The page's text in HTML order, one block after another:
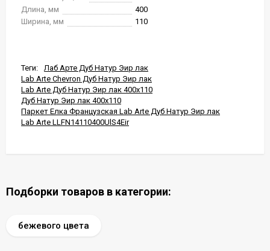
Длина, мм
400
Ширина, мм
110
Теги:
Лаб Арте Дуб Натур Эир лак
Lab Arte Chevron Дуб Натур Эир лак
Lab Arte Дуб Натур Эир лак 400x110
Дуб Натур Эир лак 400x110
Паркет Елка Французская Lab Arte Дуб Натур Эир лак
Lab Arte LLFN14110400UlS4Eir
Подборки товаров в категории:
бежевого цвета